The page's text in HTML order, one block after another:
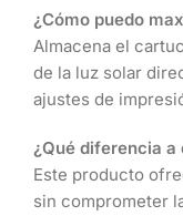
¿Cómo puedo
Almacena el
de la luz solar
ajustes de
¿Qué diferencia
Este producto
sin comprometer